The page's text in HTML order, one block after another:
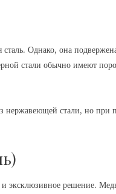
Однако, она
стали обычно имеют
нержавеющей стали, но при
эксклюзивное решение.